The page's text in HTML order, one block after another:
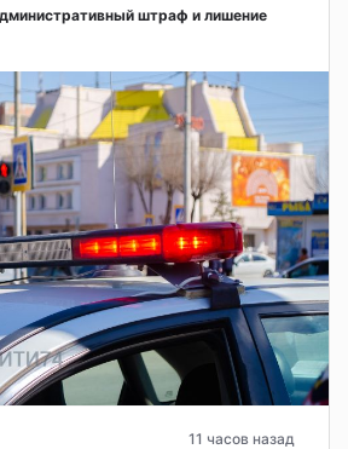
штраф и лишение
11 часов назад